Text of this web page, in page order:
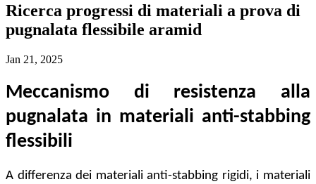
Ricerca progressi di materiali a prova di
pugnalata flessibile aramid
Jan 21, 2025
Meccanismo di resistenza alla
pugnalata in materiali anti-stabbing
flessibili
A differenza dei materiali anti-stabbing rigidi, i materiali